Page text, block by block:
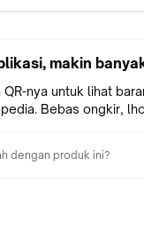
makin
QR-nya untuk lihat
Bebas ongkir,
dengan produk ini?